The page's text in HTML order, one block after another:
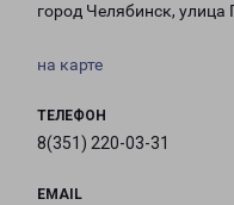
город Челябинск, улица
на карте
ТЕЛЕФОН
8(351) 220-03-31
EMAIL